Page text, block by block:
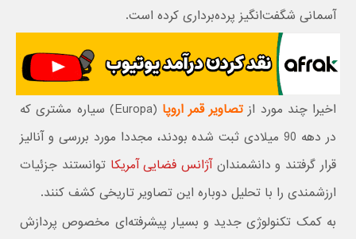
آسمانی شگفت‌انگیز پرده‌برداری کرده است.
اخیرا چند مورد ازتصاویر قمر اروپا
(Europa) سیاره مشتری که
در دهه 90 میلادی ثبت شده بودند، مجددا مورد بررسی و آنالیز
قرار گرفتند و دانشمندانآژانس فضایی آمریکا توانستند جزئیات
ارزشمندی را با تحلیل دوباره این تصاویر تاریخی کشف کنند.
به کمک تکنولوژی جدید و بسیار پیشرفته‌ای مخصوص پردازش